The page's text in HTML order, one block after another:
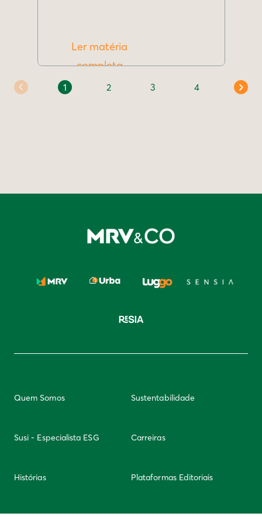
Ler matéria
completa
1 2 3 4
Quem Somos Sustentabilidade
Susi - Especialista ESG Carreiras
Histórias Plataformas Editoriais
Newsletter Integridade